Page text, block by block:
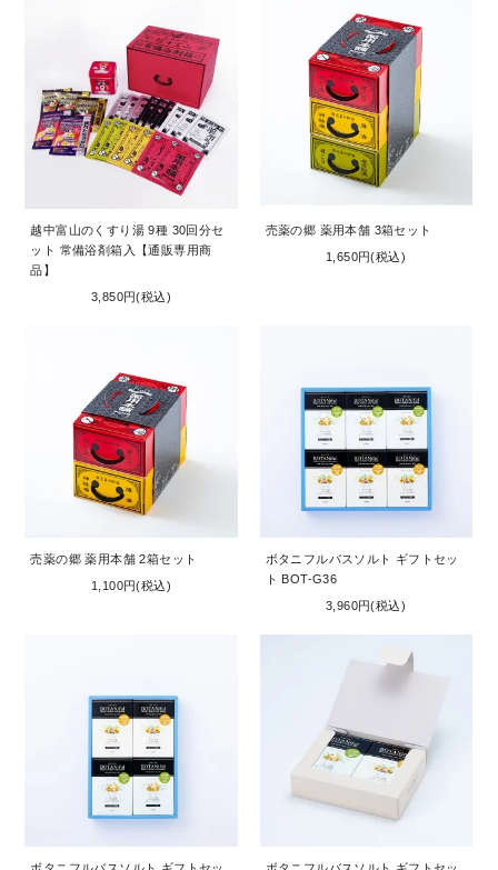
越中富山のくすり湯 9種 30回分セ
ット 常備浴剤箱入【通販専用商
品】
3,850円(税込)
売薬の郷 薬用本舗 3箱セット
1,650円(税込)
売薬の郷 薬用本舗 2箱セット
1,100円(税込)
ボタニフルバスソルト ギフトセッ
ト BOT-G36
3,960円(税込)